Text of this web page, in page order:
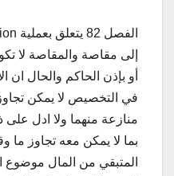
إلى مقاصة والمقاصة لا
أو بإذن الحاكم والحال ان
في التخصيص لا يمكن
منازعة منهما ولا ادل
بما لا يمكن معه تجاوز ما
المتبقي من المال